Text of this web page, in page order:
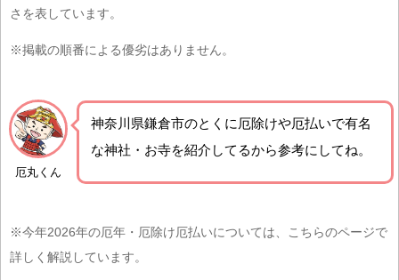
さを表しています。
※掲載の順番による優劣はありません。
厄丸くん
神奈川県鎌倉市のとくに厄除けや厄払いで有名
な神社・お寺を紹介 してるから参考にしてね。
※今年2026年の厄年・厄除け厄払いについては、こちらのページで
詳しく解説しています。